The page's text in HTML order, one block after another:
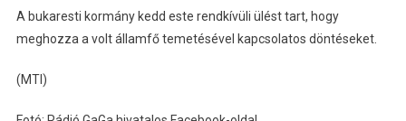
A bukaresti kormány kedd este rendkívüli ülést tart, hogy
meghozza a volt államfő temetésével kapcsolatos döntéseket.
(MTI)